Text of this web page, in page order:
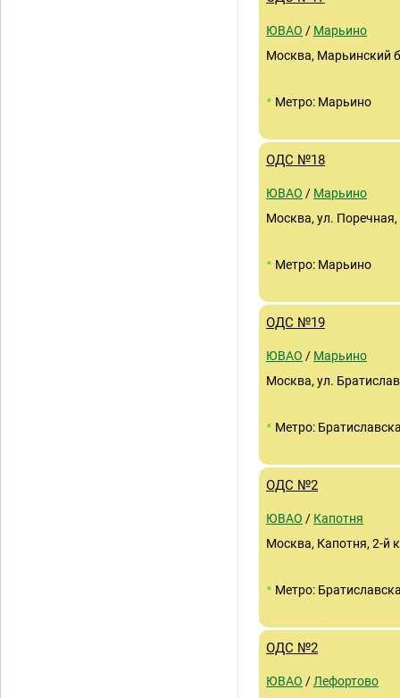
ЮВАО / Марьино
Москва, Марьинский
• Метро: Марьино
ОДС №18
ЮВАО / Марьино
Москва, ул. Поречная,
• Метро: Марьино
ОДС №19
ЮВАО / Марьино
Москва, ул.
• Метро:
ОДС №2
ЮВАО / Капотня
Москва, Капотня, 2-й
• Метро:
ОДС №2
ЮВАО / Лефортово